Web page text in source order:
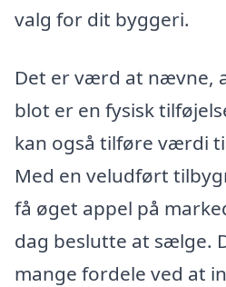
valg for dit byggeri.
Det er værd at nævne,
blot er en fysisk
kan også tilføre værdi
Med en veludført
få øget appel på
dag beslutte at sælge.
mange fordele ved at